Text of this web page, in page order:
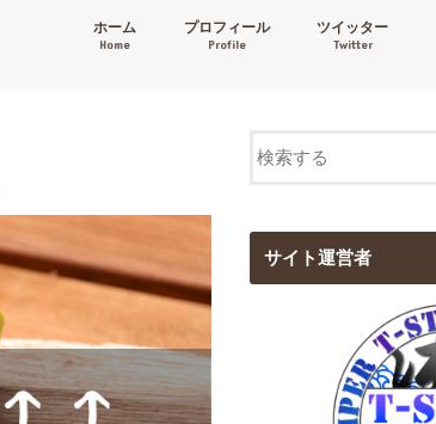
ホーム
Home
プロフィール
Profile
ツイッター
Twitter
サイト運営者